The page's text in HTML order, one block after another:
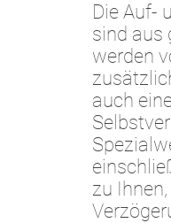
Die Auf-
sind aus
werden
auch
zu